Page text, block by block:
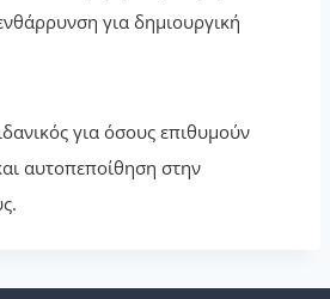
για δημιουργική
για όσους επιθυμούν
αυτοπεποίθηση στην